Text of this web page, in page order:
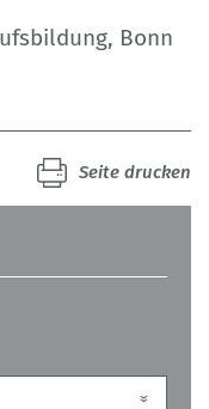
Bonn
Seite drucken